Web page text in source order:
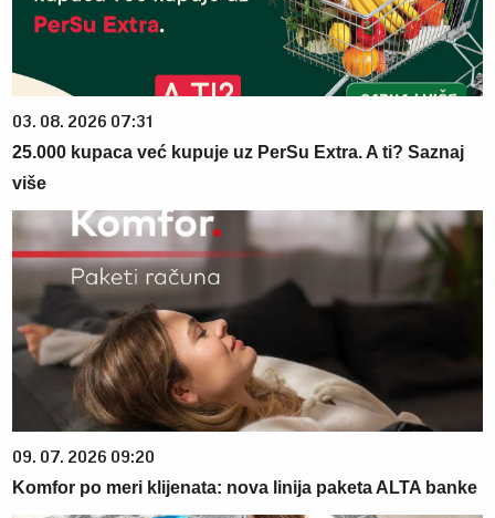
03. 08. 2026 07:31
25.000 kupaca već kupuje uz PerSu Extra. A ti? Saznaj
više
09. 07. 2026 09:20
Komfor po meri klijenata: nova linija paketa ALTA banke